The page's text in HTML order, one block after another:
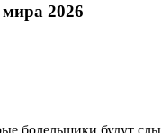
2026